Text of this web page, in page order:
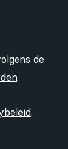
de
.
.